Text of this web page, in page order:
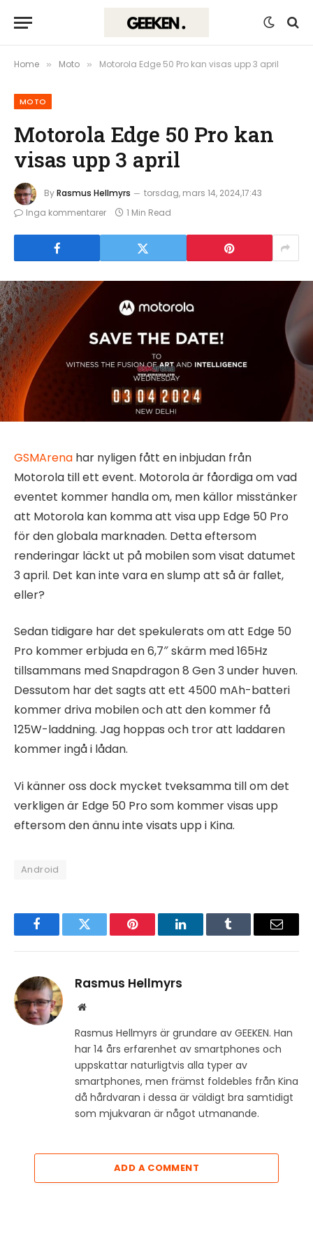
Home » Moto » Motorola Edge 50 Pro kan visas upp 3 april
MOTO
Motorola Edge 50 Pro kan
visas upp 3 april
ByRasmus Hellmyrs
torsdag, mars 14, 2024,17:43
Inga kommentarer
1 Min Read
GSMArena har nyligen fått en inbjudan från
Motorola till ett event. Motorola är fåordiga om vad
eventet kommer handla om, men källor misstänker
att Motorola kan komma att visa upp Edge 50 Pro
för den globala marknaden. Detta eftersom
renderingar läckt ut på mobilen som visat datumet
3 april. Det kan inte vara en slump att så är fallet,
eller?
Sedan tidigare har det spekulerats om att Edge 50
Pro kommer erbjuda en 6,7″ skärm med 165Hz
tillsammans med Snapdragon 8 Gen 3 under huven.
Dessutom har det sagts att ett 4500 mAh-batteri
kommer driva mobilen och att den kommer få
125W-laddning. Jag hoppas och tror att laddaren
kommer ingå i lådan.
Vi känner oss dock mycket tveksamma till om det
verkligen är Edge 50 Pro som kommer visas upp
eftersom den ännu inte visats upp i Kina.
Android
FacebookTwitter Pinterest LinkedInTumblr Email
Rasmus Hellmyrs
Website
Rasmus Hellmyrs är grundare av GEEKEN. Han
har 14 års erfarenhet av smartphones och
uppskattar naturligtvis alla typer av
smartphones, men främst foldebles från Kina
då hårdvaran i dessa är väldigt bra samtidigt
som mjukvaran är något utmanande.
ADD A COMMENT